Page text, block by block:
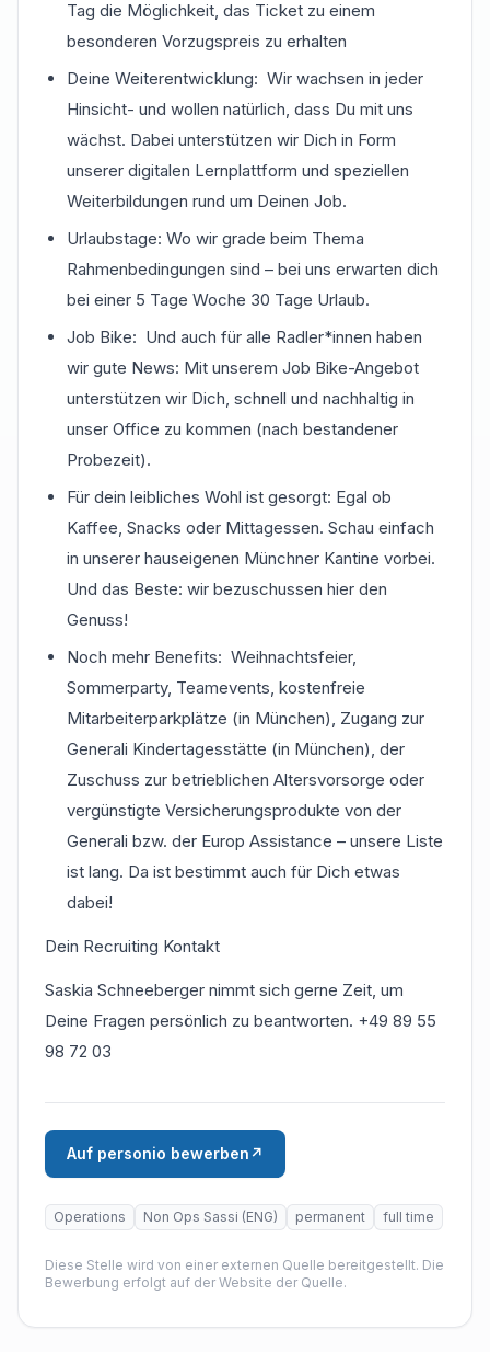
Tag die Möglichkeit, das Ticket zu einem
besonderen Vorzugspreis zu erhalten
Deine Weiterentwicklung: Wir wachsen in jeder
Hinsicht- und wollen natürlich, dass Du mit uns
wächst. Dabei unterstützen wir Dich in Form
unserer digitalen Lernplattform und speziellen
Weiterbildungen rund um Deinen Job.
Urlaubstage: Wo wir grade beim Thema
Rahmenbedingungen sind – bei uns erwarten dich
bei einer 5 Tage Woche 30 Tage Urlaub.
Job Bike: Und auch für alle Radler*innen haben
wir gute News: Mit unserem Job Bike-Angebot
unterstützen wir Dich, schnell und nachhaltig in
unser Office zu kommen (nach bestandener
Probezeit).
Für dein leibliches Wohl ist gesorgt: Egal ob
Kaffee, Snacks oder Mittagessen. Schau einfach
in unserer hauseigenen Münchner Kantine vorbei.
Und das Beste: wir bezuschussen hier den
Genuss!
Noch mehr Benefits: Weihnachtsfeier,
Sommerparty, Teamevents, kostenfreie
Mitarbeiterparkplätze (in München), Zugang zur
Generali Kindertagesstätte (in München), der
Zuschuss zur betrieblichen Altersvorsorge oder
vergünstigte Versicherungsprodukte von der
Generali bzw. der Europ Assistance – unsere Liste
ist lang. Da ist bestimmt auch für Dich etwas
dabei!
Dein Recruiting Kontakt
Saskia Schneeberger nimmt sich gerne Zeit, um
Deine Fragen persönlich zu beantworten. +49 89 55
98 72 03
Auf personio bewerben ↗
Operations Non Ops Sassi (ENG) permanent full time
Diese Stelle wird von einer externen Quelle bereitgestellt. Die
Bewerbung erfolgt auf der Website der Quelle.